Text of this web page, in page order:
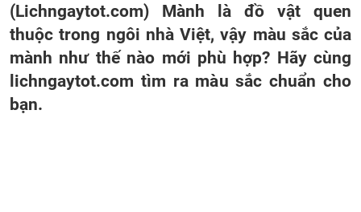
(Lichngaytot.com) Mành là đồ vật quen
thuộc trong ngôi nhà Việt, vậy màu sắc của
mành như thế nào mới phù hợp? Hãy cùng
lichngaytot.com tìm ra màu sắc chuẩn cho
bạn.